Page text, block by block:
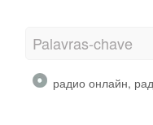
Palavras-chave
радио онлайн,